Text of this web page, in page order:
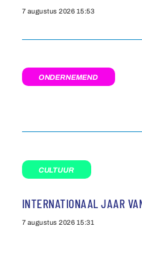
7 augustus 2026 15:53
ONDERNEMEND
CULTUUR
INTERNATIONAAL JAAR
7 augustus 2026 15:31